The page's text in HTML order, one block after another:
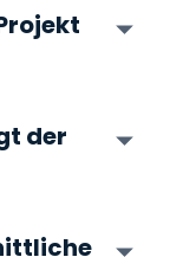
der